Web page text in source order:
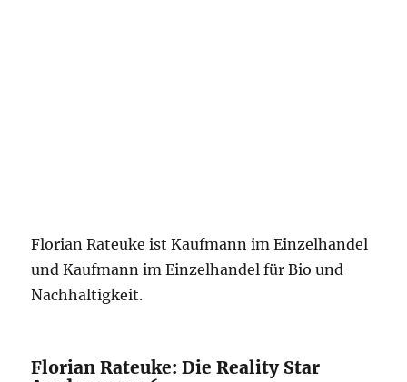
Florian Rateuke ist Kaufmann im Einzelhandel
und Kaufmann im Einzelhandel für Bio und
Nachhaltigkeit.
Florian Rateuke: Die Reality Star